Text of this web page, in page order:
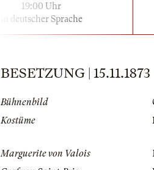
19:00 Uhr
in deutscher Sprache
BESETZUNG | 15.11.1873
Bühnenbild
Kostüme
Marguerite von Valois